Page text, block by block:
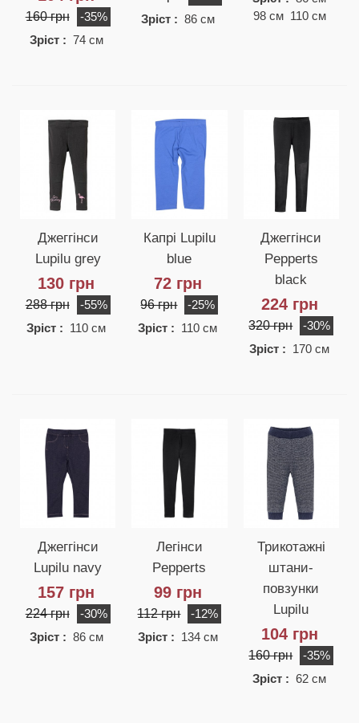
160 грн
-35%
Зріст : 74 см
Зріст : 86 см
98 см 110 см
Джеггінси
Lupilu grey
130 грн
288 грн
-55%
Зріст : 110 см
Капрі Lupilu
blue
72 грн
96 грн
-25%
Зріст : 110 см
Джеггінси
Pepperts
black
224 грн
320 грн
-30%
Зріст : 170 см
Джеггінси
Lupilu navy
157 грн
224 грн
-30%
Зріст : 86 см
Легінси
Pepperts
99 грн
112 грн
-12%
Зріст : 134 см
Трикотажні
штани-
повзунки
Lupilu
104 грн
160 грн
-35%
Зріст : 62 см